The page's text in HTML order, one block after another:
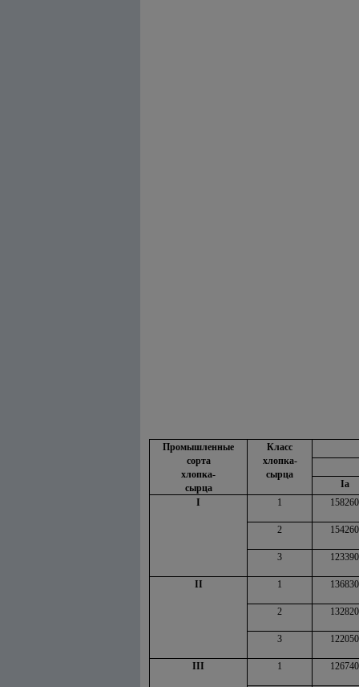
Промышленные
сорта
хлопка-
сырца
Класс
хлопка-
сырца
Iа
I
1 158260
2 154260
3 123390
II 1 136830
2 132820
3 122050
III 1 126740